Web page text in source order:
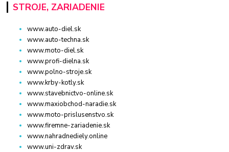
STROJE, ZARIADENIE
www.auto-diel.sk
www.auto-techna.sk
www.moto-diel.sk
www.profi-dielna.sk
www.polno-stroje.sk
www.krby-kotly.sk
www.stavebnictvo-online.sk
www.maxiobchod-naradie.sk
www.moto-prislusenstvo.sk
www.firemne-zariadenie.sk
www.nahradnediely.online
www.uni-zdrav.sk